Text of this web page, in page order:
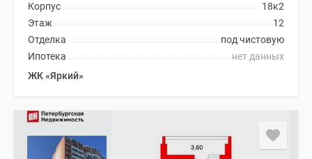
18к2
Корпус
12
Этаж
под чистовую
Отделка
нет данных
Ипотека
ЖК «Яркий»